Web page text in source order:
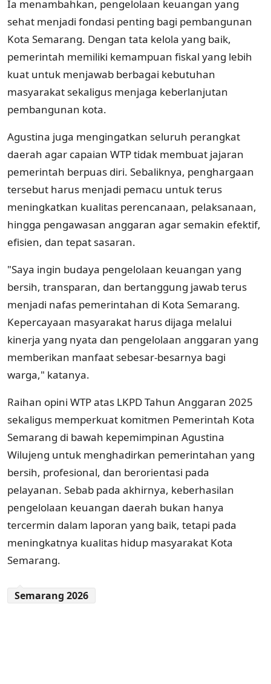
Ia menambahkan, pengelolaan keuangan yang
sehat menjadi fondasi penting bagi pembangunan
Kota Semarang. Dengan tata kelola yang baik,
pemerintah memiliki kemampuan fiskal yang lebih
kuat untuk menjawab berbagai kebutuhan
masyarakat sekaligus menjaga keberlanjutan
pembangunan kota.
Agustina juga mengingatkan seluruh perangkat
daerah agar capaian WTP tidak membuat jajaran
pemerintah berpuas diri. Sebaliknya, penghargaan
tersebut harus menjadi pemacu untuk terus
meningkatkan kualitas perencanaan, pelaksanaan,
hingga pengawasan anggaran agar semakin efektif,
efisien, dan tepat sasaran.
"Saya ingin budaya pengelolaan keuangan yang
bersih, transparan, dan bertanggung jawab terus
menjadi nafas pemerintahan di Kota Semarang.
Kepercayaan masyarakat harus dijaga melalui
kinerja yang nyata dan pengelolaan anggaran yang
memberikan manfaat sebesar-besarnya bagi
warga," katanya.
Raihan opini WTP atas LKPD Tahun Anggaran 2025
sekaligus memperkuat komitmen Pemerintah Kota
Semarang di bawah kepemimpinan Agustina
Wilujeng untuk menghadirkan pemerintahan yang
bersih, profesional, dan berorientasi pada
pelayanan. Sebab pada akhirnya, keberhasilan
pengelolaan keuangan daerah bukan hanya
tercermin dalam laporan yang baik, tetapi pada
meningkatnya kualitas hidup masyarakat Kota
Semarang.
Semarang 2026